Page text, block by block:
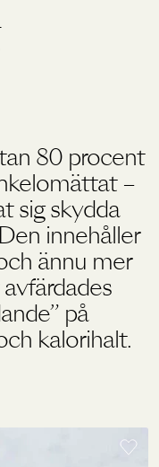
80 procent
–
sig skydda
innehåller
ännu mer
på
kalorihalt.